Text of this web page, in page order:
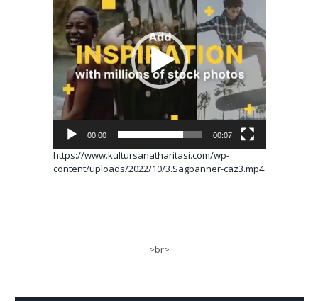
00:00 00:07
https://www.kultursanatharitasi.com/wp-
content/uploads/2022/10/3.Sagbanner-caz3.mp4
>br>